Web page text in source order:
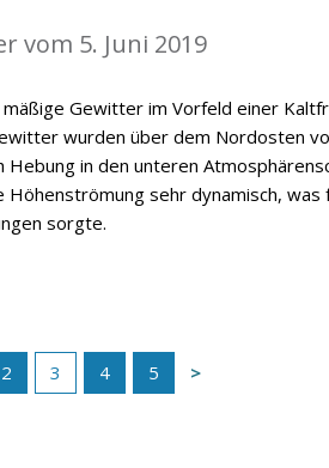
vom 5. Juni 2019
Gewitter im Vorfeld einer
wurden über dem Nordosten
in den unteren
Höhenströmung sehr dynamisch, was
sorgte.
2 3 4 5